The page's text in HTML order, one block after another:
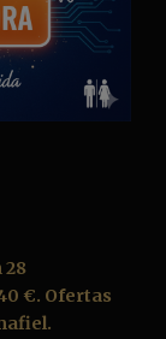
28
€. Ofertas